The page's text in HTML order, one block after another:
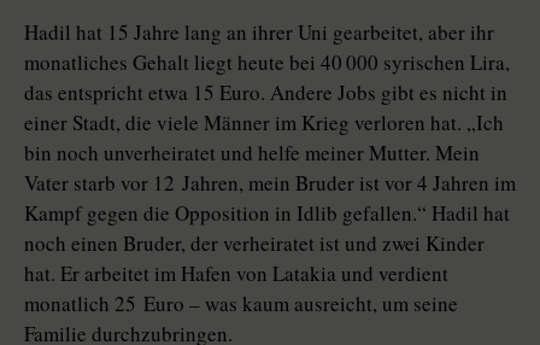
Hadil hat 15 Jahre lang an ihrer Uni gearbeitet, aber ihr
monatliches Gehalt liegt heute bei 40 000 syrischen Lira,
das entspricht etwa 15 Euro. Andere Jobs gibt es nicht in
einer Stadt, die viele Männer im Krieg verloren hat. „Ich
bin noch unverheiratet und helfe meiner Mutter. Mein
Vater starb vor 12 Jahren, mein Bruder ist vor 4 Jahren im
Kampf gegen die Opposi­tion in Idlib gefallen.“ Hadil hat
noch einen Bruder, der verheiratet ist und zwei Kinder
hat. Er arbeitet im Hafen von Latakia und verdient
monatlich 25 Euro – was kaum ausreicht, um seine
Familie durchzubringen.